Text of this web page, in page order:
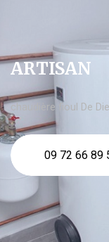
ARTISAN
chaudière fioul De
09 72 66 89